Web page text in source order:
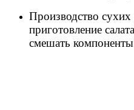
Производство сухих
приготовление
смешать